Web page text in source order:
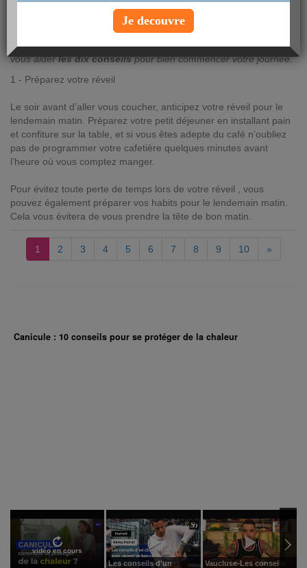
réveildifficile, le résultat est le même : il
n'est pas toujours facile de selever du bon pied! Voici pour
vous aiderles dix conseilspour bien commencer votre journée.
1 - Préparez votre réveil
Le soir avant d’aller vous coucher, anticipez votre réveil pour le
lendemain matin. Préparez votre petit déjeuner en installant pain
et confiture sur la table, et si vous êtes adepte du café n’oubliez
pas de programmer votre cafetière quelques minutes avant
l’heure où vous comptez manger.
Pour évitez toute perte de temps lors de votre réveil , vous
pouvez également préparer vos habits pour le lendemain matin.
Cela vous évitera de vous prendre la tête de bon matin.
1 2 3 4 5 6 7 8 9 10 »
Canicule : 10 conseils pour se protéger de la chaleur
vidéo en cours
Les conseils d'un
Vaucluse-Les conseils
Je decouvre